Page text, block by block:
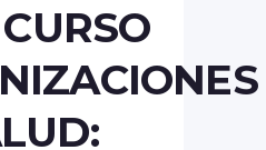
CURSO